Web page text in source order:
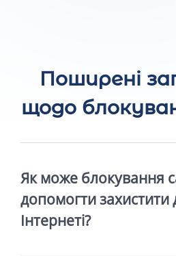
Поширені
щодо
Як може блокування
допомогти захистити
Інтернеті?